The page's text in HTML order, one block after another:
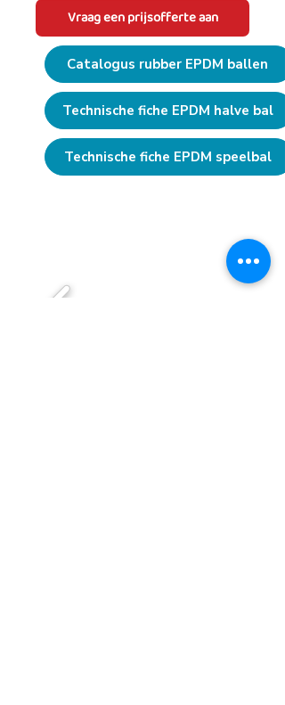
Vraag een prijsofferte aan
Catalogus rubber EPDM ballen
Technische fiche EPDM halve bal
Technische fiche EPDM speelbal